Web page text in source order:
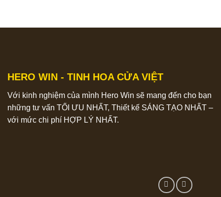
HERO WIN - TINH HOA CỬA VIỆT
Với kinh nghiệm của mình Hero Win sẽ mang đến cho bạn
những tư vấn TỐI ƯU NHẤT, Thiết kế SÁNG TẠO NHẤT –
với mức chi phí HỢP LÝ NHẤT.